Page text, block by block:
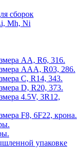
сборок
Mh, Ni
АА, R6, 316.
ААА, R03, 286.
С, R14, 343.
D, R20, 373.
4.5V, 3R12,
F8, 6F22, крона.
упаковке